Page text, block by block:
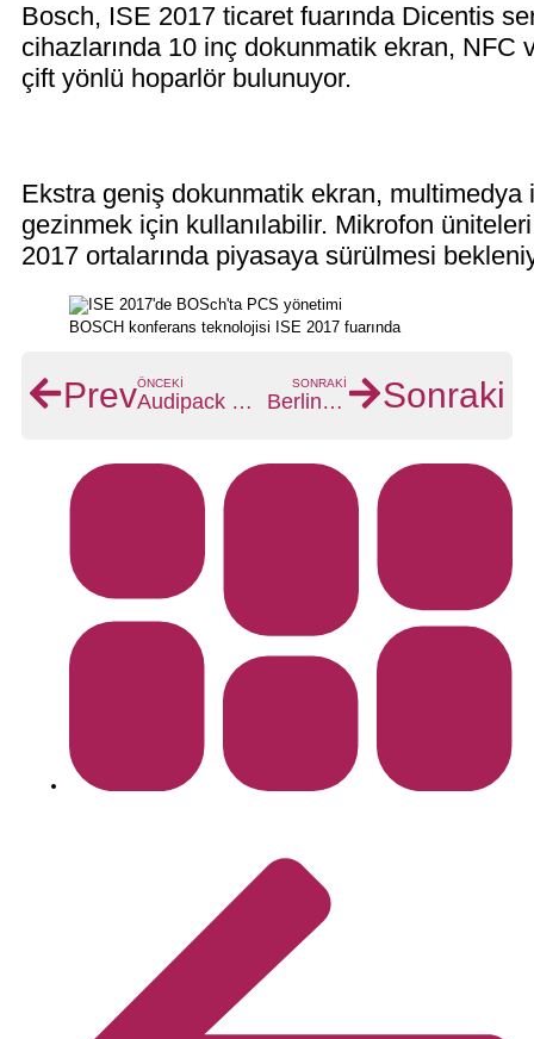
Bosch, ISE 2017 ticaret fuarında Dicentis
cihazlarında 10 inç dokunmatik ekran, NFC
çift yönlü hoparlör bulunuyor.
Ekstra geniş dokunmatik ekran,
gezinmek için kullanılabilir. Mikrofon
2017 ortalarında piyasaya sürülmesi
BOSCH konferans teknolojisi ISE 2017 fuarında
PrevÖNCEKI
Audipack Silent 9300MKII
SONRAKI
Berlin ve Münih'te etkinlik ve konferans teknolojisi kiralayın / satın alın Sonraki